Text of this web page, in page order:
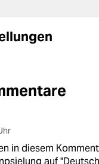
in diesem
auf